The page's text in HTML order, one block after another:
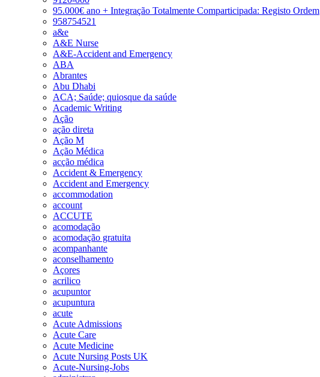
95.000€ ano + Integração Totalmente Comparticipada: Registo Ordem
958754521
a&e
A&E Nurse
A&E-Accident and Emergency
ABA
Abrantes
Abu Dhabi
ACA; Saúde; quiosque da saúde
Academic Writing
Ação
ação direta
Ação M
Ação Médica
acção médica
Accident & Emergency
Accident and Emergency
accommodation
account
ACCUTE
acomodação
acomodação gratuita
acompanhante
aconselhamento
Açores
acrilico
acupuntor
acupuntura
acute
Acute Admissions
Acute Care
Acute Medicine
Acute Nursing Posts UK
Acute-Nursing-Jobs